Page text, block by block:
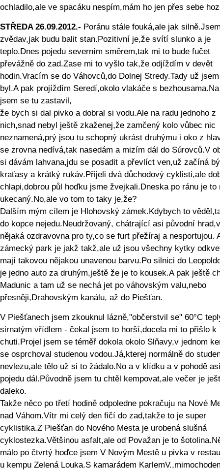
ochladilo,ale ve spacáku nespím,mám ho jen přes sebe
STŘEDA 26.09.2012.- Poránu stále fouká,ale jak
zvědav,jak budu balit stan.Pozitivní je,že svítí slunko a je
teplo.Dnes pojedu severním směrem,tak mi to bude fučet
převážně do zad.Zase mi to vyšlo tak,že odjíždím v devět
hodin.Vracím se do Váhovců,do Dolnej Stredy.Tady už
byl.A pak projíždím Seredí,okolo vlakáče s
jsem se tu zastavil,
že bych si dal pivko a dobral si vodu.Ale na radu jednoho z
nich,snad nebyl ještě zkaženej,že zamčený kolo vůbec nic
neznamená,prý jsou tu schopný ukrást druhýmu i oko z
se zrovna nedívá,tak nasedám a mizím dál do Súrovců.V
si dávám lahvana,jdu se posadit a převlíct ven,už začíná
kraťasy a krátký rukáv.Přijeli dvá důchodový cyklisti,ale
chlapi,dobrou půl hoďku jsme žvejkali.Dneska po ránu je to
ukecaný.No,ale vo tom to taky je,že?
Dalším mým cílem je Hlohovský zámek.Kdybych to
do kopce nejedu.Neudržovaný, chátrající asi původní
nějaká ozdravovna pro ty,co se furt přežíraj a nesportujou.
zámecký park je jakž takž,ale už jsou všechny kytky
mají takovou nějakou unavenou barvu.Po silnici do
je jedno auto za druhým,ještě že je to kousek.A pak ještě
Madunic a tam už se nechá jet po váhovským valu,nebo
přesněji,Drahovským kanálu, až do Piešťan.
V Piešťanech jsem zkouknul lázně,"občerstvil se" 60°C
sirnatým vřídlem - čekal jsem to horší,docela mi to přišlo k
chuti.Projel jsem se téměř dokola okolo Slňavy,v jednom
se osprchoval studenou vodou.Já,kterej normálně do
nevlezu,ale tělo už si to žádalo.No a v klídku a v pohodě
pojedu dál.Původně jsem tu chtěl kempovat,ale večer je
daleko.
Takže něco po třetí hodině odpoledne pokračuju na Nové
nad Váhom.Vítr mi celý den fičí do zad,takže to je super
cyklistika.Z Piešťan do Nového Mesta je urobená slušná
cyklostezka.Většinou asfalt,ale od Považan je to
málo po čtvrtý hoďce jsem V Novým Mestě u pivka v
u kempu Zelená Louka.S kamarádem